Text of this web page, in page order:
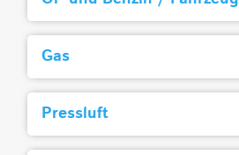
Gas
Pressluft